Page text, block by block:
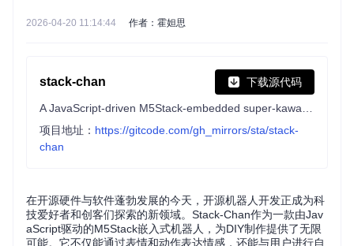
2026-04-20 11:14:44 作者：霍妲思
stack-chan 下载源代码
项目地址： https://gitcode.com/gh_mirrors/sta/stack-
chan
在开源硬件与软件蓬勃发展的今天，开源机器人开发正成为科
技爱好者和创客们探索的新领域。Stack-Chan作为一款由Jav
aScript驱动的M5Stack嵌入式机器人，为DIY制作提供了无限
可能。它不仅能通过表情和动作表达情感，还能与用户进行自